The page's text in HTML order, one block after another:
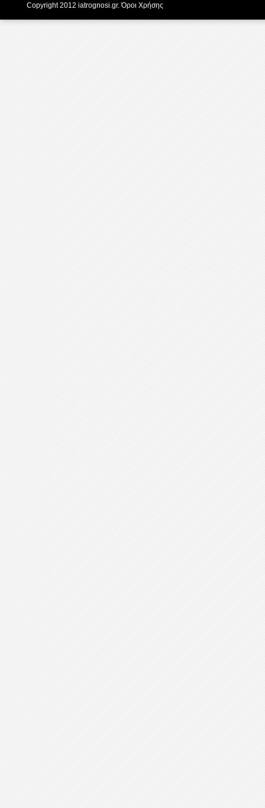
Copyright 2012 iatrognosi.gr.Όροι Χρήσης